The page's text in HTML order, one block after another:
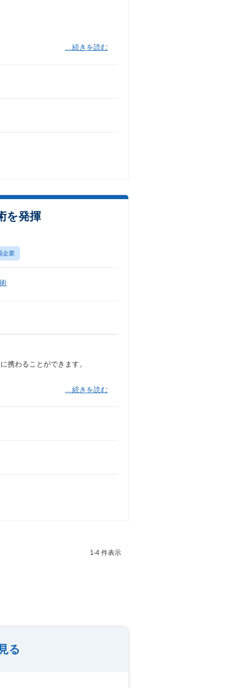
…続きを読む
を発揮
企業
携わることができます。
…続きを読む
1-4 件表示
る